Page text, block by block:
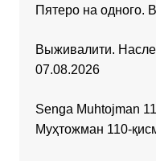
Пятеро на одного.
Выживалити.
07.08.2026
Senga Muhtojman
Муҳтожман 110-